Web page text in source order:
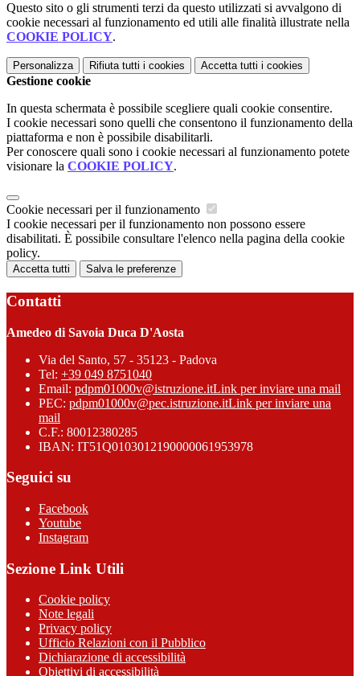
Questo sito o gli strumenti terzi da questo utilizzati si avvalgono di
cookie necessari al funzionamento ed utili alle finalità illustrate nella
COOKIE POLICY.
Personalizza Rifiuta tutti i cookies Accetta tutti i cookies
Gestione cookie
In questa schermata è possibile scegliere quali cookie consentire.
I cookie necessari sono quelli che consentono il funzionamento della
piattaforma e non è possibile disabilitarli.
Per conoscere quali sono i cookie necessari al funzionamento potete
visionare la COOKIE POLICY.
Cookie necessari per il funzionamento
I cookie necessari per il funzionamento non possono essere
disabilitati. È possibile consultare l'elenco nella pagina della cookie
policy.
Accetta tutti Salva le preferenze
Contatti
Amedeo di Savoia Duca D'Aosta
Via del Santo, 57 - 35123 - Padova
Tel: +39 049 8751040
Email: pdpm01000v@istruzione.itLink per inviare una mail
PEC: pdpm01000v@pec.istruzione.itLink per inviare una
mail
C.F.: 80012380285
IBAN: IT51Q0103012190000061953978
Seguici su
Facebook
Youtube
Instagram
Sezione Link Utili
Cookie policy
Note legali
Privacy policy
Ufficio Relazioni con il Pubblico
Dichiarazione di accessibilità
Obiettivi di accessibilità